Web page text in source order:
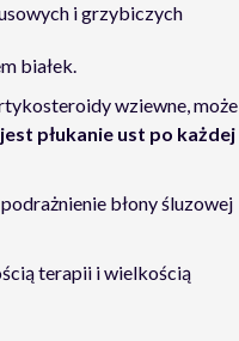
i grzybiczych
białek.
wziewne, może
płukanie ust po każdej
błony śluzowej
terapii i wielkością